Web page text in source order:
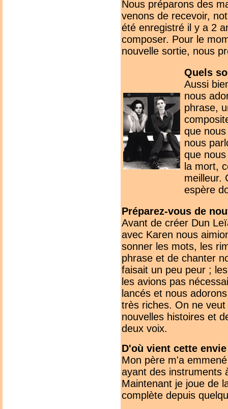
Nous préparons des
venons de recevoir,
été enregistré il y a 2
composer. Pour le
nouvelle sortie, nous
Quels
Aussi
nous
phrase,
que
nous
que
la mort,
meilleur.
espère
Préparez-vous de
Avant de créer Dun
avec Karen nous
sonner les mots, les
phrase et de chanter
faisait un peu peur ;
les avions pas
lancés et nous
très riches. On ne
nouvelles histoires et
deux voix.
D'où vient cette
Mon père m'a
ayant des instruments
Maintenant je joue de
complète depuis